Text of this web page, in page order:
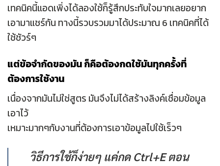
เทคนิคนี้แอดเพิ่งได้ลองใช้ก็รู้สึกประทับใจมากเลยอยาก
เอามาแชร์กัน ทางนี้รวบรวมมาได้ประมาณ 6 เทคนิคที่ได้
ใช้ชัวร์ๆ
แต่ข้อจำกัดของมัน ก็คือต้องกดใช้มันทุกครั้งที่
ต้องการใช้งาน
เนื่องจากมันไม่ใช่สูตร มันจึงไม่ได้สร้างลิงค์เชื่อมข้อมูล
เอาไว้
เหมาะมากๆกับงานที่ต้องการเอาข้อมูลไปใช้เร็วๆ
วิธีการใช้ก็ง่ายๆ แค่กด Ctrl+E ตอน